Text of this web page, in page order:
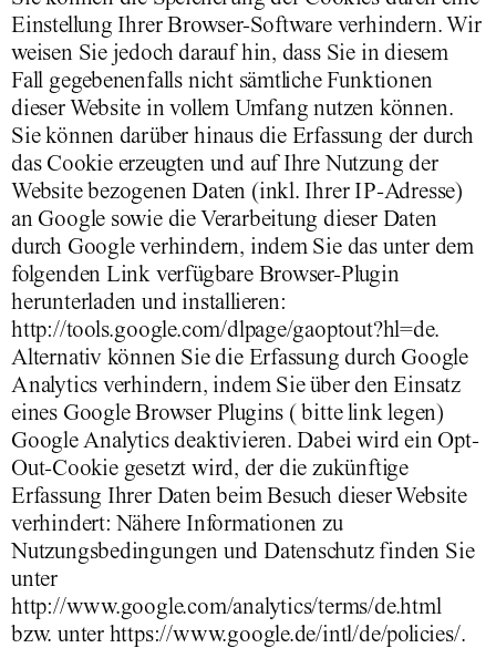
Einstellung Ihrer Browser-Software verhindern. Wir
weisen Sie jedoch darauf hin, dass Sie in diesem
Fall gegebenenfalls nicht sämtliche Funktionen
dieser Website in vollem Umfang nutzen können.
Sie können darüber hinaus die Erfassung der durch
das Cookie erzeugten und auf Ihre Nutzung der
Website bezogenen Daten (inkl. Ihrer IP-Adresse)
an Google sowie die Verarbeitung dieser Daten
durch Google verhindern, indem Sie das unter dem
folgenden Link verfügbare Browser-Plugin
herunterladen und installieren:
http://tools.google.com/dlpage/gaoptout?hl=de.
Alternativ können Sie die Erfassung durch Google
Analytics verhindern, indem Sie über den Einsatz
eines Google Browser Plugins ( bitte link legen)
Google Analytics deaktivieren. Dabei wird ein Opt-
Out-Cookie gesetzt wird, der die zukünftige
Erfassung Ihrer Daten beim Besuch dieser Website
verhindert: Nähere Informationen zu
Nutzungsbedingungen und Datenschutz finden Sie
unter
http://www.google.com/analytics/terms/de.html
bzw. unter https://www.google.de/intl/de/policies/.